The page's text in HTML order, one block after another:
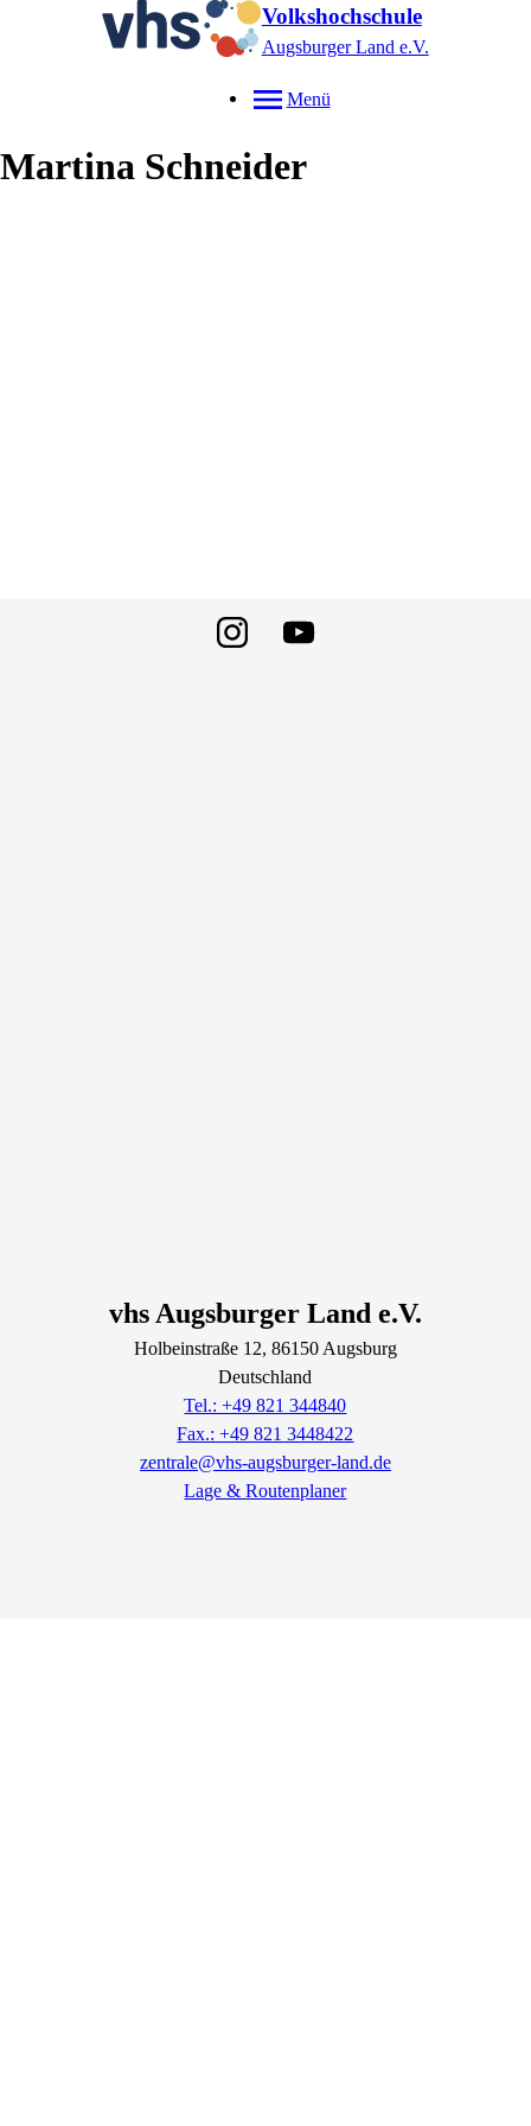
Volkshochschule
Augsburger Land e.V.
Menü
Martina Schneider
vhs Augsburger Land e.V.
Holbeinstraße12, 86150 Augsburg
Deutschland
Tel.: +49 821 344840
Fax.: +49 821 3448422
zentrale@vhs-augsburger-land.de
Lage & Routenplaner